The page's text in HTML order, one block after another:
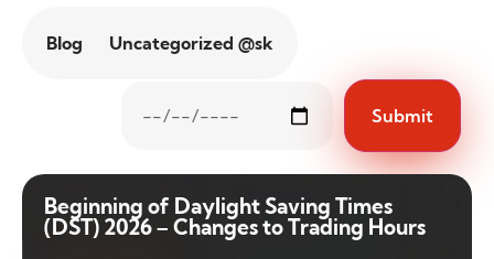
Blog Uncategorized @sk
Beginning of Daylight Saving Times
(DST) 2026 – Changes to Trading Hours